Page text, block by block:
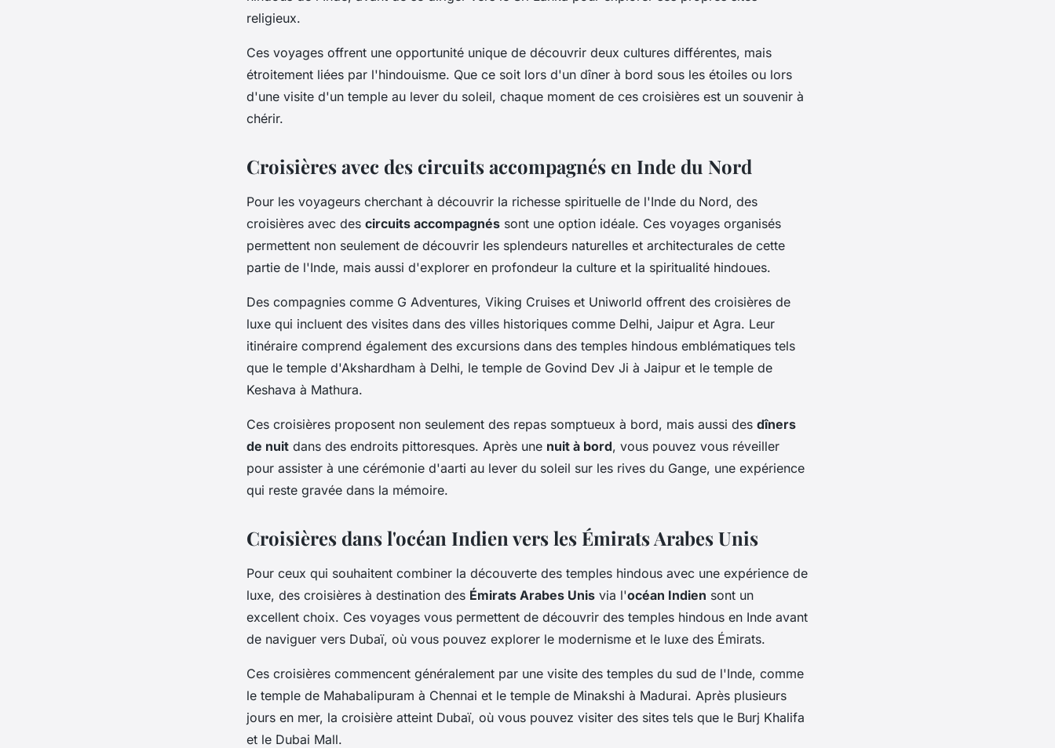
religieux.
Ces voyages offrent une opportunité unique de découvrir deux cultures différentes, mais
étroitement liées par l'hindouisme. Que ce soit lors d'un dîner à bord sous les étoiles ou lors
d'une visite d'un temple au lever du soleil, chaque moment de ces croisières est un souvenir à
chérir.
Croisières avec des circuits accompagnés en Inde du Nord
Pour les voyageurs cherchant à découvrir la richesse spirituelle de l'Inde du Nord, des
croisières avec des circuits accompagnés sont une option idéale. Ces voyages organisés
permettent non seulement de découvrir les splendeurs naturelles et architecturales de cette
partie de l'Inde, mais aussi d'explorer en profondeur la culture et la spiritualité hindoues.
Des compagnies comme G Adventures, Viking Cruises et Uniworld offrent des croisières de
luxe qui incluent des visites dans des villes historiques comme Delhi, Jaipur et Agra. Leur
itinéraire comprend également des excursions dans des temples hindous emblématiques tels
que le temple d'Akshardham à Delhi, le temple de Govind Dev Ji à Jaipur et le temple de
Keshava à Mathura.
Ces croisières proposent non seulement des repas somptueux à bord, mais aussi des dîners
de nuit dans des endroits pittoresques. Après une nuit à bord, vous pouvez vous réveiller
pour assister à une cérémonie d'aarti au lever du soleil sur les rives du Gange, une expérience
qui reste gravée dans la mémoire.
Croisières dans l'océan Indien vers les Émirats Arabes Unis
Pour ceux qui souhaitent combiner la découverte des temples hindous avec une expérience de
luxe, des croisières à destination des Émirats Arabes Unis via l'océan Indien sont un
excellent choix. Ces voyages vous permettent de découvrir des temples hindous en Inde avant
de naviguer vers Dubaï, où vous pouvez explorer le modernisme et le luxe des Émirats.
Ces croisières commencent généralement par une visite des temples du sud de l'Inde, comme
le temple de Mahabalipuram à Chennai et le temple de Minakshi à Madurai. Après plusieurs
jours en mer, la croisière atteint Dubaï, où vous pouvez visiter des sites tels que le Burj Khalifa
et le Dubai Mall.